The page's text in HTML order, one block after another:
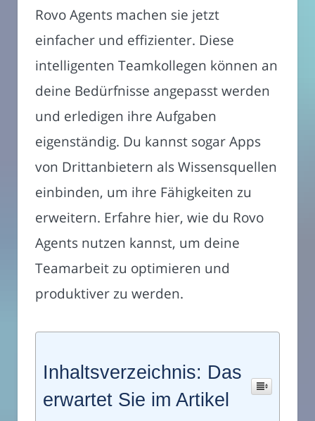
Rovo Agents machen sie jetzt
einfacher und effizienter. Diese
intelligenten Teamkollegen können an
deine Bedürfnisse angepasst werden
und erledigen ihre Aufgaben
eigenständig. Du kannst sogar Apps
von Drittanbietern als Wissensquellen
einbinden, um ihre Fähigkeiten zu
erweitern. Erfahre hier, wie du Rovo
Agents nutzen kannst, um deine
Teamarbeit zu optimieren und
produktiver zu werden.
Inhaltsverzeichnis: Das
erwartet Sie im Artikel